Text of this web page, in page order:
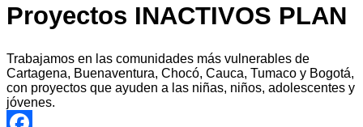
Proyectos INACTIVOS PLAN
Trabajamos en las comunidades más vulnerables de
Cartagena, Buenaventura, Chocó, Cauca, Tumaco y Bogotá,
con proyectos que ayuden a las niñas, niños, adolescentes y
jóvenes.